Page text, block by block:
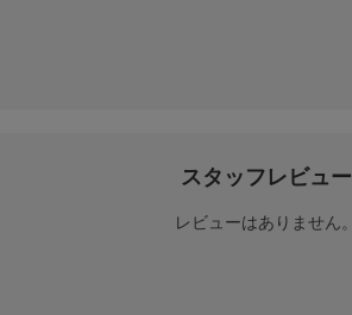
スタッフレビュー
レビューはありません。